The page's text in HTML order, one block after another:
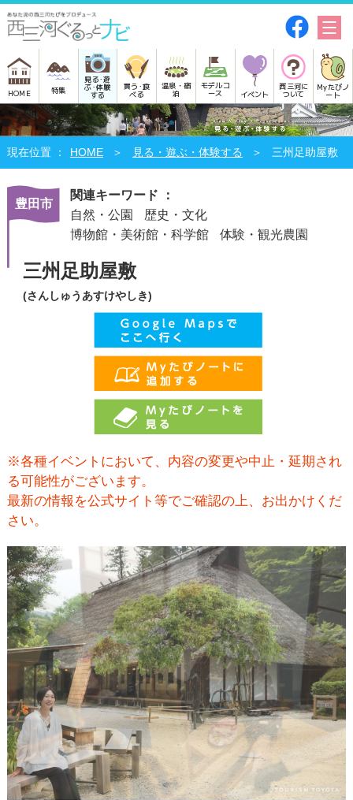
HOME 特集
見る･遊
ぶ･体験
する
買う･食
べる
温泉・宿
泊
モデルコ
ース イベント
西三河に
ついて
Myたびノ
ート
HOME 見る・遊ぶ・体験する 三州足助屋敷
豊田市
関連キーワード ：
自然・公園
歴史・文化
博物館・美術館・科学館
体験・観光農園
三州足助屋敷
(さんしゅうあすけやしき)
※各種イベントにおいて、内容の変更や中止・延期され
る可能性がございます。
最新の情報を公式サイト等でご確認の上、お出かけくだ
さい。